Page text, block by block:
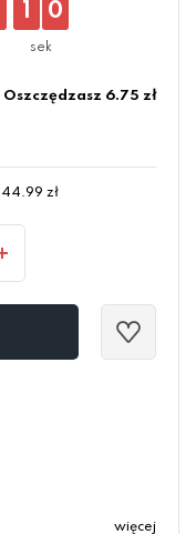
1 0
Oszczędzasz 6.75 zł
44.99 zł
więcej